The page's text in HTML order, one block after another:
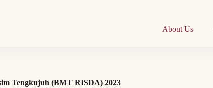
About Us
Tengkujuh (BMT RISDA) 2023